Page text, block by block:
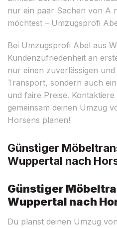
nur ein paar Sachen von A
möchtest – Umzugsprofi
Bei Umzugsprofi Abel aus
Kundenzufriedenheit an
nur einen zuverlässigen
Transport, sondern auch
und faire Preise.
gemeinsam deinen Umzug
Horsens planen!
Günstiger
Wuppertal nach
Günstiger
Wuppertal nach
Du planst deinen Umzug